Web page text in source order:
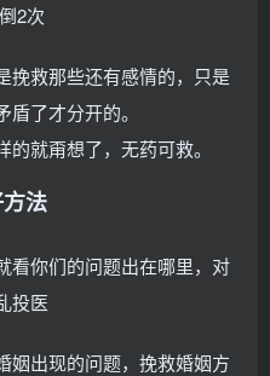
2次
挽救那些还有感情的，只是
了才分开的。
就甭想了，无药可救。
法
看你们的问题出在哪里，对
投医
姻出现的问题，挽救婚姻方